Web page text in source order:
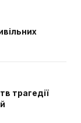
трагедії